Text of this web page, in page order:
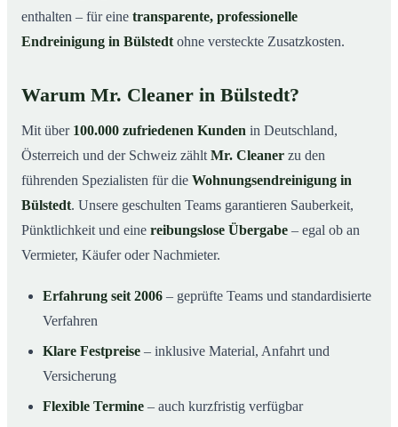
enthalten – für eine transparente, professionelle
Endreinigung in Bülstedt ohne versteckte Zusatzkosten.
Warum Mr. Cleaner in Bülstedt?
Mit über 100.000 zufriedenen Kunden in Deutschland,
Österreich und der Schweiz zählt Mr. Cleaner zu den
führenden Spezialisten für die Wohnungsendreinigung in
Bülstedt. Unsere geschulten Teams garantieren Sauberkeit,
Pünktlichkeit und eine reibungslose Übergabe – egal ob an
Vermieter, Käufer oder Nachmieter.
Erfahrung seit 2006 – geprüfte Teams und standardisierte
Verfahren
Klare Festpreise – inklusive Material, Anfahrt und
Versicherung
Flexible Termine – auch kurzfristig verfügbar